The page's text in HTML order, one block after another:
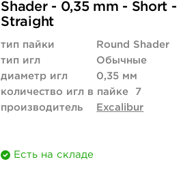
купить купить
Shader - 0,35 mm - Short -
Straight
тип пайки
Round Shader
тип игл
Обычные
диаметр игл
0,35 мм
количество игл в пайке
7
производитель
Excalibur
Есть на складе